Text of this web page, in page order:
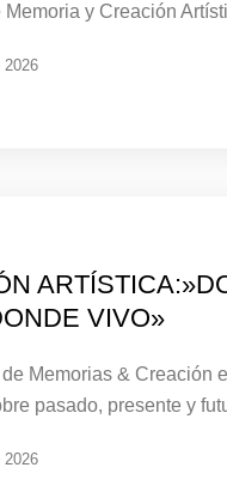
Memoria y Creación
2026
VIVO»
Memorias & Creación
pasado, presente y
2026